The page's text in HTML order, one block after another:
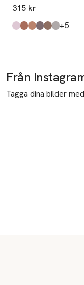
Single
315 kr
Produkten finns i
Ready To Party,
Havana,
Sweet Heat,
Fathoms Deep
Stolen Moment,
Evening Grey,+5
Från
Tagga dina bilder